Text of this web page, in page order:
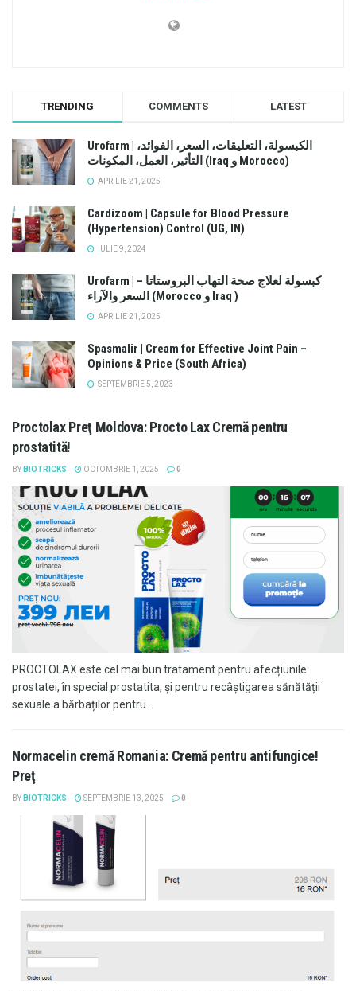
TRENDING COMMENTS LATEST
Urofarm | الكبسولة، التعليقات، السعر، الفوائد،
التأثير، العمل، المكونات (Iraq و Morocco)
APRILIE 21, 2025
Cardizoom | Capsule for Blood Pressure
(Hypertension) Control (UG, IN)
IULIE 9, 2024
Urofarm | كبسولة لعلاج صحة التهاب البروستاتا –
السعر والآراء (Morocco و Iraq )
APRILIE 21, 2025
Spasmalir | Cream for Effective Joint Pain –
Opinions & Price (South Africa)
SEPTEMBRIE 5, 2023
Proctolax Preţ Moldova: Procto Lax Cremă pentru
prostatită!
BY BIOTRICKS OCTOMBRIE 1, 2025 0
PROCTOLAX este cel mai bun tratament pentru afecțiunile
prostatei, în special prostatita, și pentru recâștigarea sănătății
sexuale a bărbaților pentru...
Normacelin cremă Romania: Cremă pentru antifungice!
Preţ
BY BIOTRICKS SEPTEMBRIE 13, 2025 0